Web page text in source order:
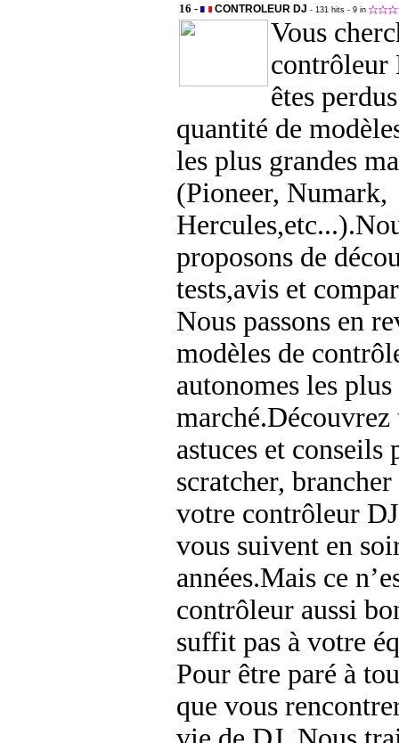
16 - CONTROLEUR DJ - 131 hits - 9 in
Vous
contrôleur
êtes
quantité de
les plus grandes
(Pioneer, Numark,
proposons de
tests,avis et
Nous passons en
modèles de
autonomes les
marché.Découvrez
astuces et conseils
scratcher,
votre contrôleur
vous suivent en
années.Mais ce
contrôleur aussi
suffit pas à votre
Pour être paré à
que vous